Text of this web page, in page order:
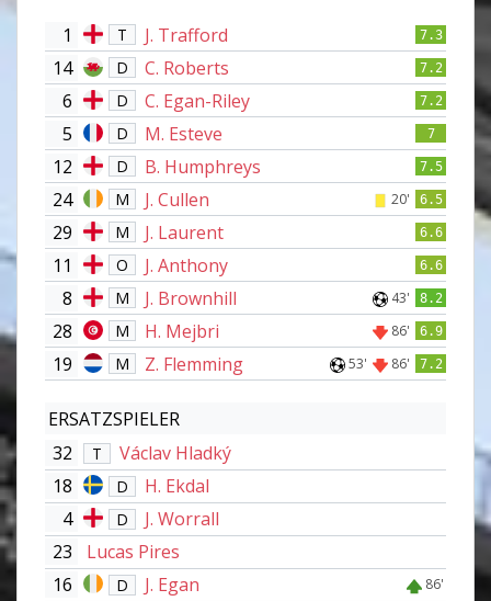
1 T J. Trafford 7.3
14 D C. Roberts 7.2
6 D C. Egan-Riley 7.2
5 D M. Esteve 7
12 D B. Humphreys 7.5
24 M J. Cullen 20' 6.5
29 M J. Laurent 6.6
11 O J. Anthony 6.6
8 M J. Brownhill 43' 8.2
28 M H. Mejbri 86' 6.9
19 M Z. Flemming 53' 86' 7.2
ERSATZSPIELER
32
T
Václav Hladký
18
D
H. Ekdal
4
D
J. Worrall
23
Lucas Pires
16
D J. Egan 86'